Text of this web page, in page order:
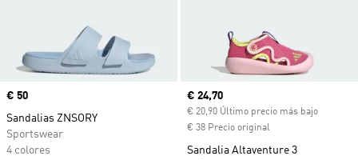
Precio
€ 50
Sandalias ZNSORY
Sportswear
4 colores
Precio actual
€ 24,70
€ 20,90 Último precio más bajo
€ 38 Precio original
Sandalia Altaventure 3